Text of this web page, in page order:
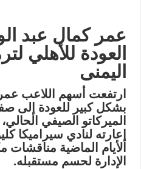
عمر كمال عبد
العودة للأهلي
اليمنى
ارتفعت أسهم اللاعب
بشكل كبير للعودة إلى
الميركاتو الصيفي
إعارته لنادي سيراميكا
الأيام الماضية مناقشات
الإدارة لحسم مستقبله.